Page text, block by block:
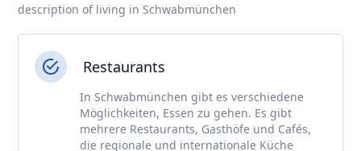
description of living in Schwabmünchen
Restaurants
In Schwabmünchen gibt es verschiedene
Möglichkeiten, Essen zu gehen. Es gibt
mehrere Restaurants, Gasthöfe und Cafés,
die regionale und internationale Küche